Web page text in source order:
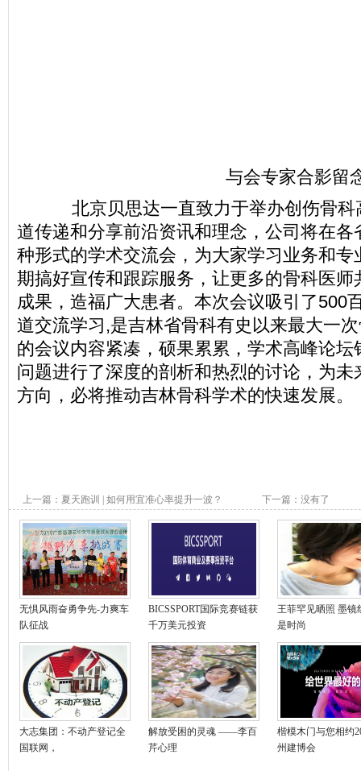
与会专家合影留
北京贝思达一直致力于举办创伤骨科
道传递和分享前沿资讯和理念，公司将在各
种形式的学术交流会，为大家学习业务和专
期搞好宣传和跟踪服务，让更多的骨科医师
成果，造福广大患者。本次会议吸引了500
道交流学习,是吉林省骨科有史以来最大一
的会议内容紧凑，硕果累累，学术高峰论
问题进行了深度的剖析和热烈的讨论，为
方向，必将推动吉林骨科学术的快速发展。
上一篇： 夏天跑训 | 如何用宜准心率提升一波？ 下一篇：没有了
无惧风雨奋勇争先-力爽车
队征战
BICSSPORT国际竞赛链获
千万美元投资
王菲罕见晒照 墨镜
是时尚
大志集团：不动产登记全
国联网，
解放受困的灵魂 ——李百
芹心理
楷模木门与您相约
州建博会